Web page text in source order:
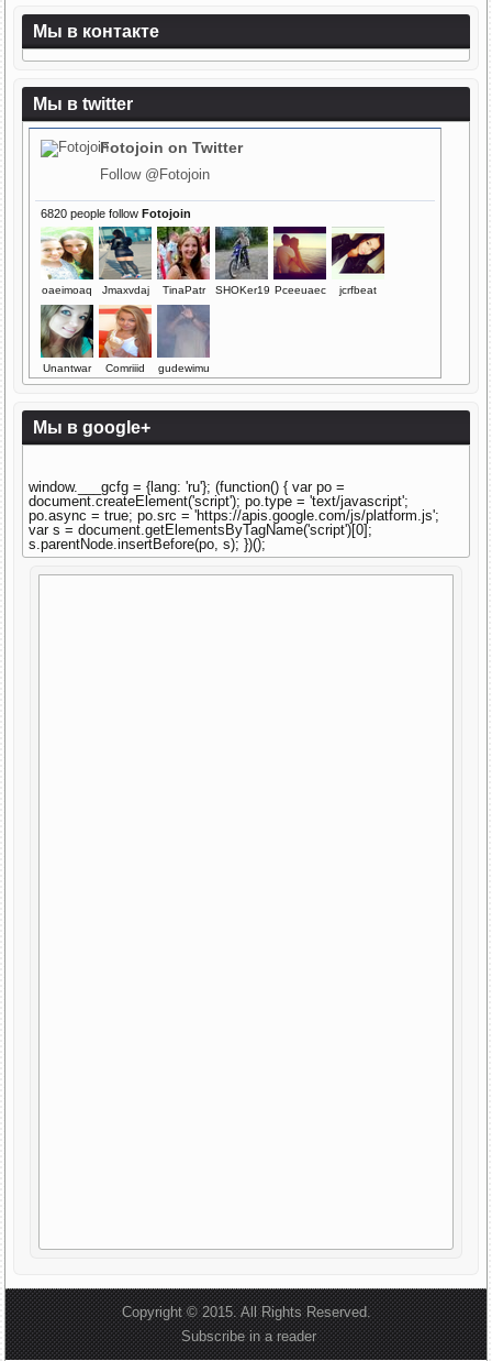
Мы в контакте
Мы в twitter
Fotojoin on Twitter
Follow @Fotojoin
6820 people follow Fotojoin
oaeimoaq Jmaxvdaj TinaPatr SHOKer19 Pceeuaec jcrfbeat
Unantwar Comriiid gudewimu
Мы в google+
window.___gcfg = {lang: 'ru'}; (function() { var po =
document.createElement('script'); po.type = 'text/javascript';
po.async = true; po.src = 'https://apis.google.com/js/platform.js';
var s = document.getElementsByTagName('script')[0];
s.parentNode.insertBefore(po, s); })();
Copyright © 2015. All Rights Reserved.
Subscribe in a reader